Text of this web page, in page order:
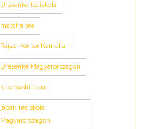
Urasenke teaiskola
matcha tea
Rajzó-Kontor Kornélia
Urasenke Magyarországon
kakehashi blog
japán teaiskola
Magyarországon